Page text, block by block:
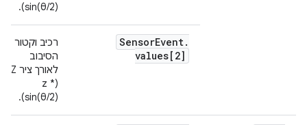
sin(θ/2)).
SensorEvent.
values[2]
רכיב וקטור
הסיבוב
(z *
sin(θ/2)).